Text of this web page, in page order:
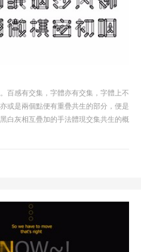
百感有交集，字體亦有交集，字體上不
或是兩個點便有重疊共生的部分，便是
白灰相互疊加的手法體現交集共生的概
樣。